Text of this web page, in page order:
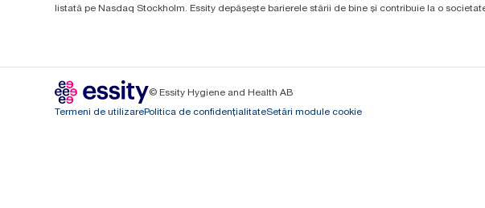
listată pe Nasdaq Stockholm. Essity depășește barierele stării de bine și contribuie la o
© Essity Hygiene and Health AB
Termeni de utilizarePolitica de confidențialitateSetări module cookie